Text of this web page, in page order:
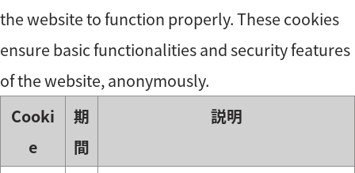
the website to function properly. These cookies
ensure basic functionalities and security features
of the website, anonymously.
Cooki
e
期
間
説明